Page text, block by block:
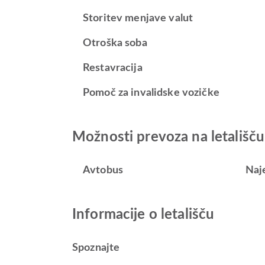
Storitev menjave valut
Otroška soba
Restavracija
Pomoč za invalidske vozičke
Možnosti prevoza na
Avtobus
Informacije o letališču
Spoznajte